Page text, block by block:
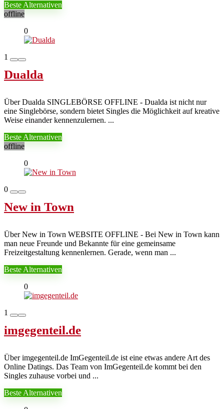
Beste Alternativen
offline
0
1
Dualda
Über Dualda SINGLEBÖRSE OFFLINE - Dualda ist nicht nur
eine Singlebörse, sondern bietet Singles die Möglichkeit auf kreative
Weise einander kennenzulernen. ...
Beste Alternativen
offline
0
0
New in Town
Über New in Town WEBSITE OFFLINE - Bei New in Town kann
man neue Freunde und Bekannte für eine gemeinsame
Freizeitgestaltung kennenlernen. Gerade, wenn man ...
Beste Alternativen
0
1
imgegenteil.de
Über imgegenteil.de ImGegenteil.de ist eine etwas andere Art des
Online Datings. Das Team von ImGegenteil.de kommt bei den
Singles zuhause vorbei und ...
Beste Alternativen